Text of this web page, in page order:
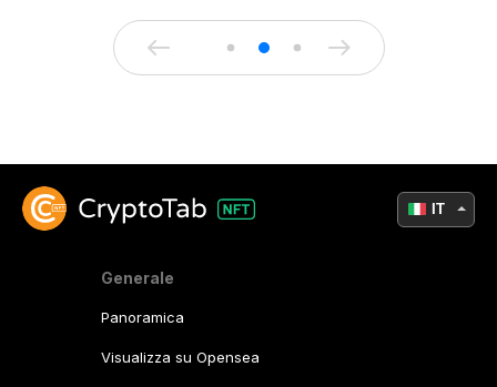
Generale
Panoramica
Visualizza su Opensea
IT